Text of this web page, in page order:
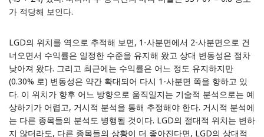
가 적당해 보인다.
LGD의 위치를 역으로 추적해 보면, 1-사분면에서 2-사분면으로 건
너오면서 수익률은 일정한 수준을 유지해 왔고 상대 변동성은 점차
낮아져 왔다. 그리고 최근에는 수익률은 어느 정도 유지하지만
(0.30% 로) 변동성은 약간 확대되어 다시 1-사분면 쪽을 향하고 있
다. 이 위치가 향후 어느 방향으로 움직일지는 기술적 분석으로는 예
상하기가 어렵고, 거시적 분석을 통해 추정해야 한다. 거시적 분석에
는 다른 종목들의 분석도 병행될 것이다. LGD의 절대적 위치는 변하
지 않더라도, 다른 종목들의 상황이 더 좋아진다면, LGD의 상대적